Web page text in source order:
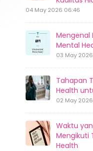
04 May 2026 06:46
Mengenal
Mental
03 May 2026
Tahapan
Health
02 May
Waktu
Mengikuti
Health